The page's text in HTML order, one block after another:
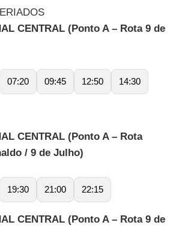
CENTRAL (Ponto A – Rota 9 de
07:20 09:45 12:50 14:30
CENTRAL (Ponto A – Rota
/ 9 de Julho)
19:30 21:00 22:15
CENTRAL (Ponto A – Rota 9 de